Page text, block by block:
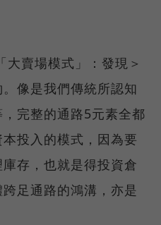
賣場模式」：發現＞
像是我們傳統所認知
完整的通路5元素全都
投入的模式，因為要
存，也就是得投資倉
足通路的鴻溝，亦是